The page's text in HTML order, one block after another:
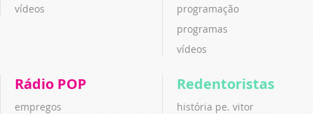
vídeos
programação
programas
vídeos
Rádio POP
empregos
Redentoristas
história pe. vitor